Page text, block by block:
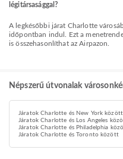
légitársasággal?
A legkésőbbi járat Charlotte városából Chicago felé a légitársasággal 00:00
időpontban indul. Ezt a
is összehasonlíthat az Airpazon.
Népszerű útvonalak
Járatok Charlotte és New York között
Járatok Charlotte és Los Angeles
Járatok Charlotte és Philadelphia
Járatok Charlotte és Toronto között